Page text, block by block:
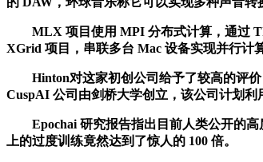
MLX 项目使用 MPI 分布式计算，通过
XGrid 项目，串联多台 Mac 设备实现并行计
Hinton对这家初创公司给予了较高的评价
CuspAI 公司由剑桥大学创立，该公司计划利
Epochai 研究报告指出目前人类公开的高
上的过度训练竟然达到了惊人的 100 倍。